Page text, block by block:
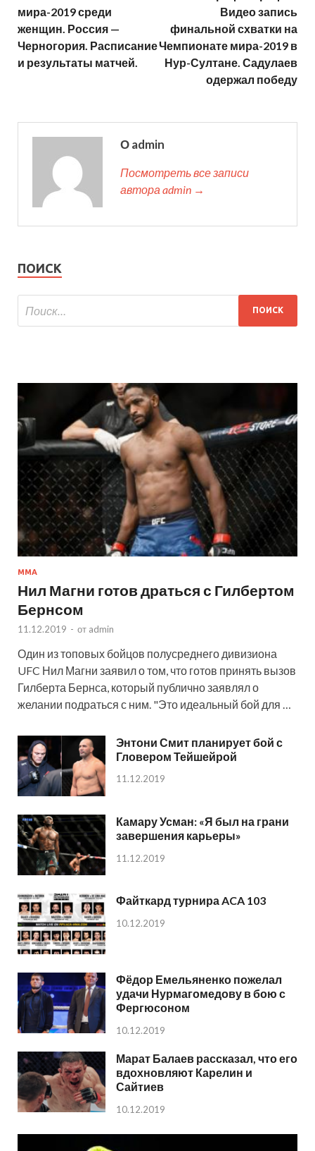
мира-2019 среди
женщин. Россия —
Черногория. Расписание
и результаты матчей.
Видео запись
финальной схватки на
Чемпионате мира-2019 в
Нур-Султане. Садулаев
одержал победу
О admin
Посмотреть все записи
автора admin →
ПОИСК
MMA
Нил Магни готов драться с Гилбертом
Бернсом
11.12.2019 - от admin
Один из топовых бойцов полусреднего дивизиона
UFC Нил Магни заявил о том, что готов принять вызов
Гилберта Бернса, который публично заявлял о
желании подраться с ним. "Это идеальный бой для …
Энтони Смит планирует бой с
Гловером Тейшейрой
11.12.2019
Камару Усман: «Я был на грани
завершения карьеры»
11.12.2019
Файткард турнира ACA 103
10.12.2019
Фёдор Емельяненко пожелал
удачи Нурмагомедову в бою с
Фергюсоном
10.12.2019
Марат Балаев рассказал, что его
вдохновляют Карелин и
Сайтиев
10.12.2019